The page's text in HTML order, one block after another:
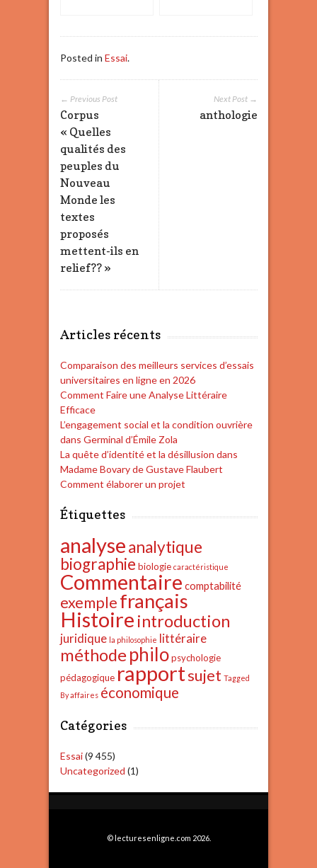
Posted in Essai.
Next Post →
anthologie
← Previous Post
Corpus
« Quelles
qualités des
peuples du
Nouveau
Monde les
textes
proposés
mettent-ils en
relief?? »
Articles récents
Comparaison des meilleurs services d’essais
universitaires en ligne en 2026
Comment Faire une Analyse Littéraire
Efficace
L’engagement social et la condition ouvrière
dans Germinal d’Émile Zola
La quête d’identité et la désillusion dans
Madame Bovary de Gustave Flaubert
Comment élaborer un projet
Étiquettes
analyseanalytique
biographie biologie caractéristique
Commentaire comptabilité
exemplefrançais
Histoire introduction
juridique la philosophie littéraire
méthode philo psychologie
pédagogique rapportsujet Tagged
By affaires économique
Catégories
Essai(9 455)
Uncategorized (1)
© lecturesenligne.com 2026.